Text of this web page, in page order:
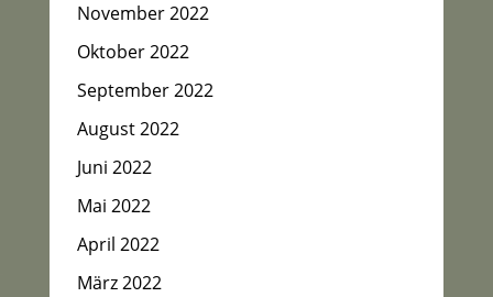
November 2022
Oktober 2022
September 2022
August 2022
Juni 2022
Mai 2022
April 2022
März 2022